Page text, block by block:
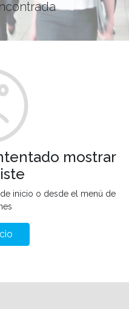
mostrar
inicio o desde el menú de